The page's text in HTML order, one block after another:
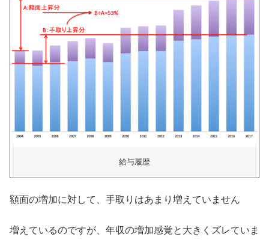
給与履歴
額面の増加に対して、手取りはあまり増えていません
増えているのですが、年収の増加感覚と大きくズレていま